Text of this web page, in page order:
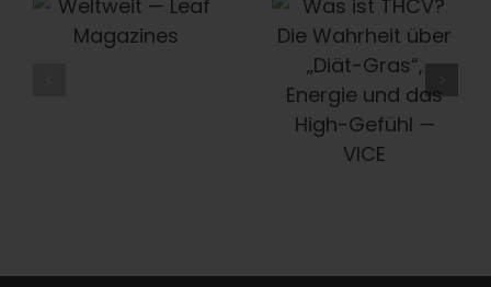
THCV? Die
Wahrheit
Seed
Company
Bewahrt Die
Geschichte
Des Cannabis
– Eine Alte
Honeysuckle